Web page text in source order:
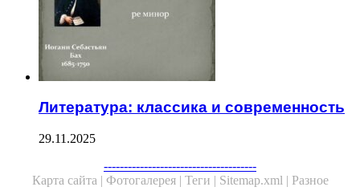
Литература: классика и современность
29.11.2025
--------------------------------------
Карта сайта | Фотогалерея | Теги | Sitemap.xml | Разное